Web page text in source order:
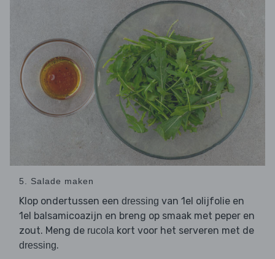
5. Salade maken
Klop ondertussen een dressing van 1el olijfolie en
1el balsamicoazijn en breng op smaak met peper en
zout. Meng de rucola kort voor het serveren met de
dressing.